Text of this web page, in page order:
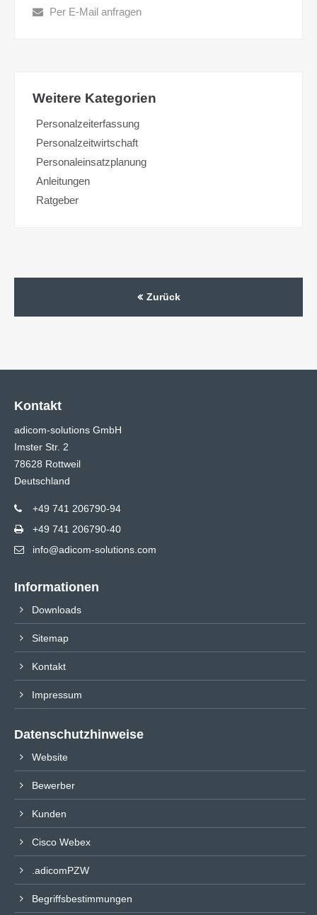
Per E-Mail anfragen
Weitere Kategorien
Personalzeiterfassung
Personalzeitwirtschaft
Personaleinsatzplanung
Anleitungen
Ratgeber
Zurück
Kontakt
adicom-solutions GmbH
Imster Str. 2
78628 Rottweil
Deutschland
+49 741 206790-94
+49 741 206790-40
info@adicom-solutions.com
Informationen
Downloads
Sitemap
Kontakt
Impressum
Datenschutzhinweise
Website
Bewerber
Kunden
Cisco Webex
.adicomPZW
Begriffsbestimmungen